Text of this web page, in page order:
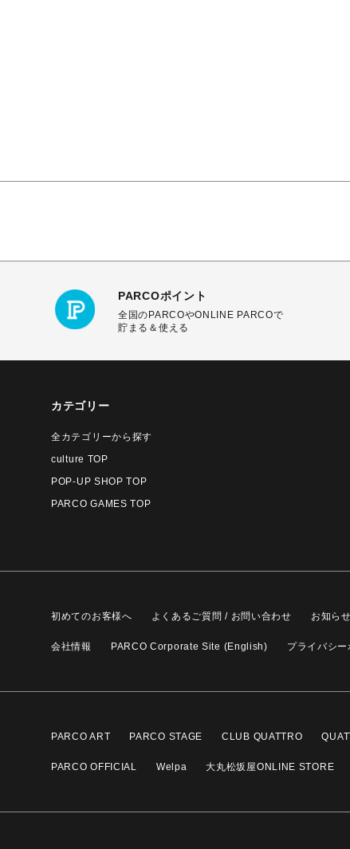
PARCOポイント
全国のPARCOやONLINE PARCOで
貯まる＆使える
カテゴリー
全カテゴリーから探す
culture TOP
POP-UP SHOP TOP
PARCO GAMES TOP
初めてのお客様へ よくあるご質問 / お問い合わせ お知らせ
会社情報 PARCO Corporate Site (English) プライバシー
PARCO ART PARCO STAGE CLUB QUATTRO
PARCO OFFICIAL Welpa 大丸松坂屋ONLINE STORE